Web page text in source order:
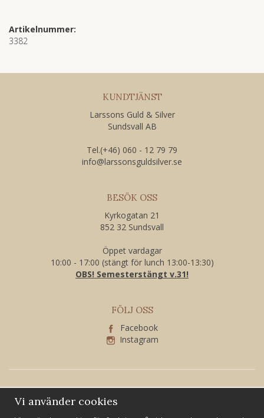
Artikelnummer:
3382
KUNDTJÄNST
Larssons Guld & Silver
Sundsvall AB
Tel.(+46) 060 - 12 79 79
​info@larssonsguldsilver.se
BESÖK OSS
Kyrkogatan 21
852 32 Sundsvall
Öppet vardagar
10:00 - 17:00 (stängt för lunch 13:00-13:30)
OBS! Semesterstängt v.31!
FÖLJ OSS
Facebook
Instagram
Vi använder cookies